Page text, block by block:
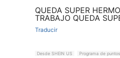
QUEDA SUPER
TRABAJO QUEDA
Traducir
Desde SHEIN US Programa de puntos